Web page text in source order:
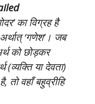
का विग्रह है
‘गणेश’। जब
को छोड़कर
(व्यक्ति या देवता)
वहाँ बहुव्रीहि